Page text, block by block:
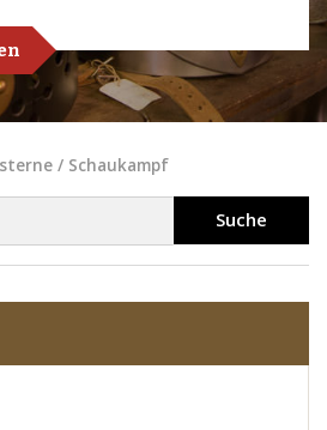
/ Schaukampf
Suche